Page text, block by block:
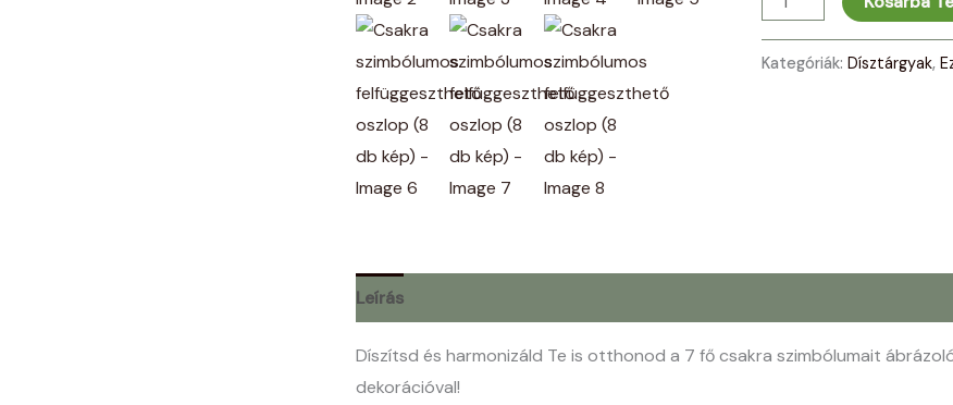
Kategóriák: Dísztárgyak,
Leírás
Díszítsd és harmonizáld Te is otthonod a 7 fő csakra szimbólumait
dekorációval!